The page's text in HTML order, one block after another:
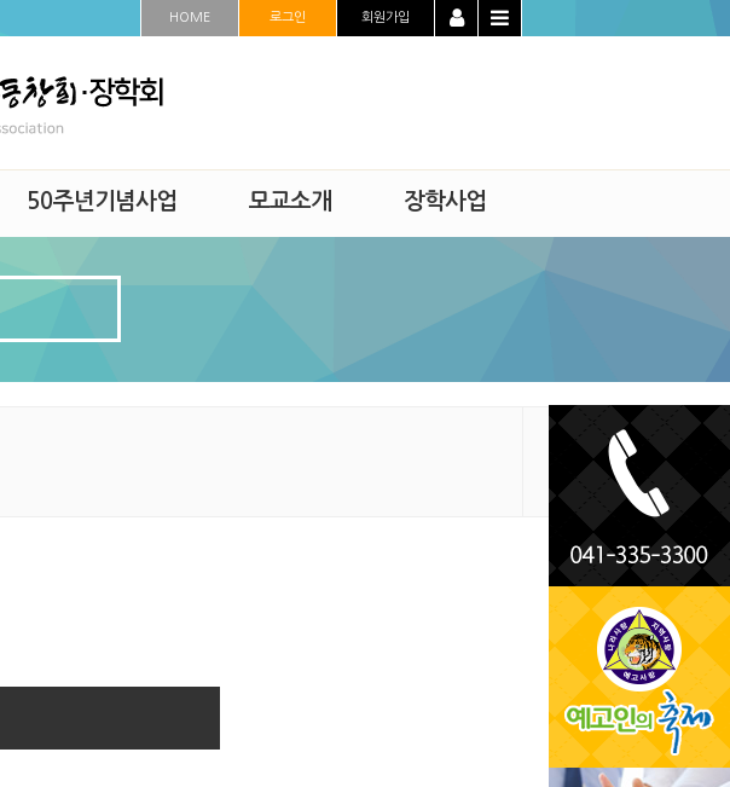
HOME 로그인 회원가입
50주년기념사업 모교소개 장학사업